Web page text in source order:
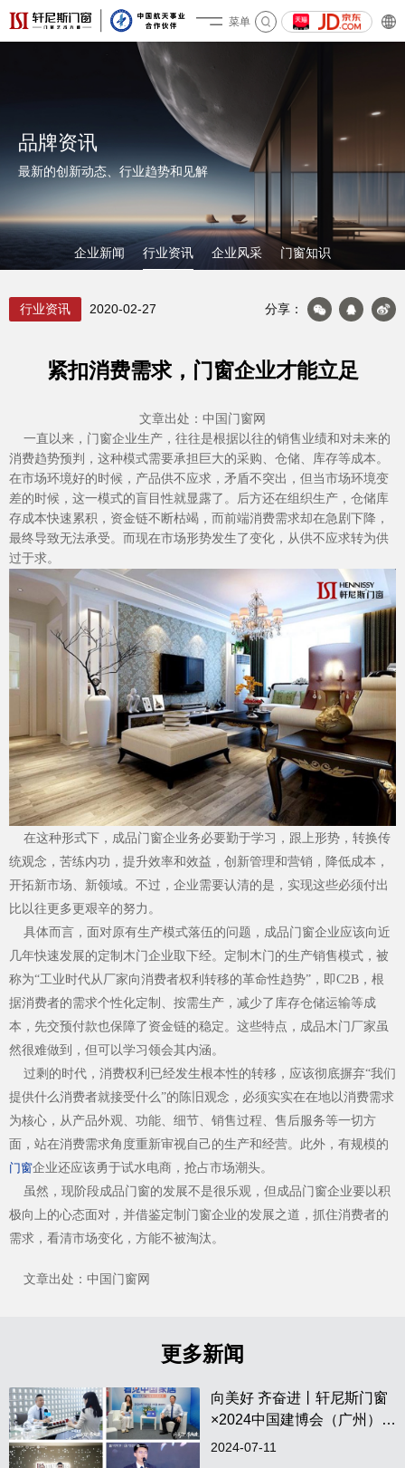
菜单
关于轩尼斯
产品&案例
加盟投资
品质服务
品牌资讯
Hennissy海外官网
品牌资讯
最新的创新动态、行业趋势和见解
企业新闻 行业资讯 企业风采 门窗知识
行业资讯 2020-02-27 分享：
紧扣消费需求，门窗企业才能立足
文章出处：中国门窗网
一直以来，门窗企业生产，往往是根据以往的销售业绩和对未来的
消费趋势预判，这种模式需要承担巨大的采购、仓储、库存等成本。
在市场环境好的时候，产品供不应求，矛盾不突出，但当市场环境变
差的时候，这一模式的盲目性就显露了。后方还在组织生产，仓储库
存成本快速累积，资金链不断枯竭，而前端消费需求却在急剧下降，
最终导致无法承受。而现在市场形势发生了变化，从供不应求转为供
过于求。
在这种形式下，成品门窗企业务必要勤于学习，跟上形势，转换传
统观念，苦练内功，提升效率和效益，创新管理和营销，降低成本，
开拓新市场、新领域。不过，企业需要认清的是，实现这些必须付出
比以往更多更艰辛的努力。
具体而言，面对原有生产模式落伍的问题，成品门窗企业应该向近
几年快速发展的定制木门企业取下经。定制木门的生产销售模式，被
称为“工业时代从厂家向消费者权利转移的革命性趋势”，即C2B，根
据消费者的需求个性化定制、按需生产，减少了库存仓储运输等成
本，先交预付款也保障了资金链的稳定。这些特点，成品木门厂家虽
然很难做到，但可以学习领会其内涵。
过剩的时代，消费权利已经发生根本性的转移，应该彻底摒弃“我们
提供什么消费者就接受什么”的陈旧观念，必须实实在在地以消费需求
为核心，从产品外观、功能、细节、销售过程、售后服务等一切方
面，站在消费需求角度重新审视自己的生产和经营。此外，有规模的
门窗企业还应该勇于试水电商，抢占市场潮头。
虽然，现阶段成品门窗的发展不是很乐观，但成品门窗企业要以积
极向上的心态面对，并借鉴定制门窗企业的发展之道，抓住消费者的
需求，看清市场变化，方能不被淘汰。
文章出处：中国门窗网
更多新闻
向美好 齐奋进丨轩尼斯门窗
×2024中国建博会（广州）圆
满收官！
2024-07-11